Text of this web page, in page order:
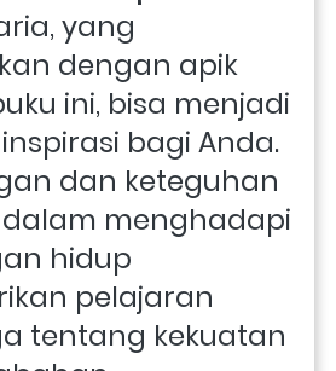
yang
dengan apik
ini, bisa menjadi
bagi Anda.
dan keteguhan
menghadapi
hidup
pelajaran
tentang kekuatan